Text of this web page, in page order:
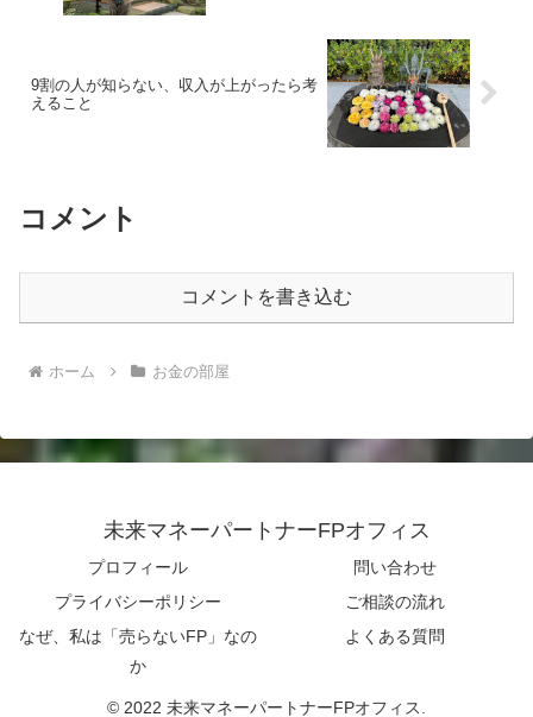
9割の人が知らない、収入が上がったら考
えること
コメント
コメントを書き込む
ホーム お金の部屋
未来マネーパートナーFPオフィス
プロフィール
問い合わせ
プライバシーポリシー
ご相談の流れ
なぜ、私は「売らないFP」なの
か
よくある質問
© 2022 未来マネーパートナーFPオフィス.